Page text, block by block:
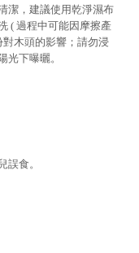
潔，建議使用乾淨濕布
( 過程中可能因摩擦產
對木頭的影響；請勿浸
光下曝曬。
誤食。